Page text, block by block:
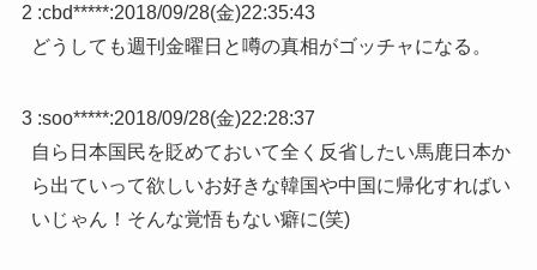
2 :cbd*****:2018/09/28(金)22:35:43
どうしても週刊金曜日と噂の真相がゴッチャになる。
3 :soo*****:2018/09/28(金)22:28:37
自ら日本国民を貶めておいて全く反省したい馬鹿日本か
ら出ていって欲しいお好きな韓国や中国に帰化すればい
いじゃん！そんな覚悟もない癖に(笑)